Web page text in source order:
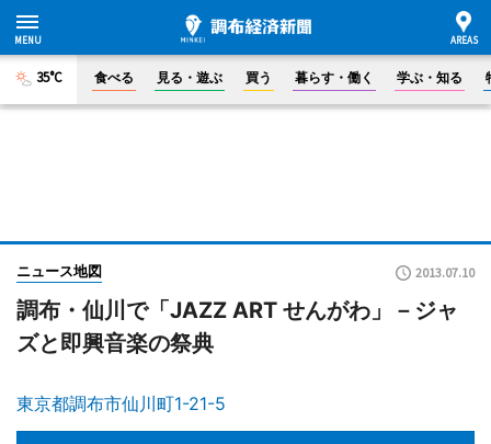
35°C 食べる 見る・遊ぶ 買う 暮らす・働く 学ぶ・知る
ニュース地図 2013.07.10
調布・仙川で「JAZZ ART せんがわ」－ジャ
ズと即興音楽の祭典
東京都調布市仙川町1-21-5